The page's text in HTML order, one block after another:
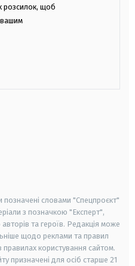
розсилок, щоб
вашим
позначені словами "Спецпроєкт"
з позначкою "Експерт",
та героїв. Редакція може
щодо реклами та правил
користування сайтом.
призначені для осіб старше 21